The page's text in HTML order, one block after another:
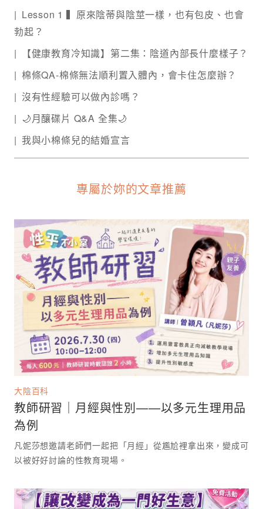
Lesson 1 ▍原來陰蒂與陰莖一樣，也有包皮、也會
勃起？
【健康教育冷知識】第二集：陰道內部長什麼樣子？
棉條QA-棉條無法順利置入體內，會卡住怎麼辦？
沒有性經驗可以做內診嗎？
🌙月釀碟片 Q&A 全集🌙
我與小棉條兒的結婚宣言
專屬於妳的文章推薦
大陰百科
教師研習｜月經與性別——以多元生理用品
為例
凡妮莎想邀請老師們一起把「月經」從尷尬裡拿出來，變成可